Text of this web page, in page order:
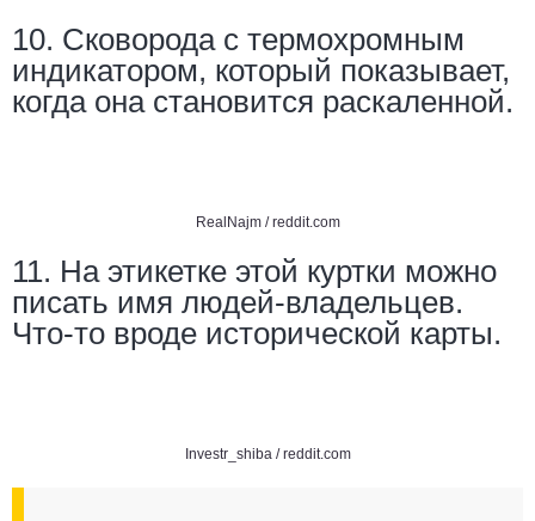
10. Сковорода с термохромным
индикатором, который показывает,
когда она становится раскаленной.
RealNajm /reddit.com
11. На этикетке этой куртки можно
писать имя людей-владельцев.
Что-то вроде исторической карты.
Investr_shiba /reddit.com